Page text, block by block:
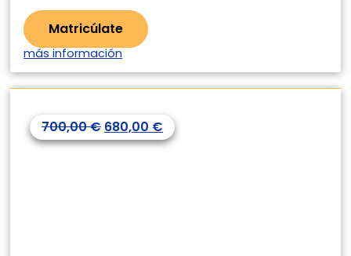
Matricúlate
más información
700,00€ 680,00 €